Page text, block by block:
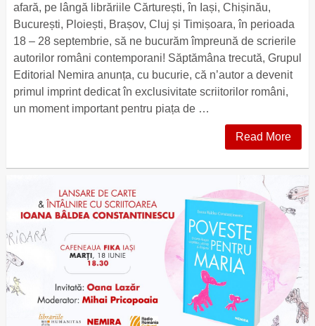
afară, pe lângă librăriile Cărturești, în Iași, Chișinău,
București, Ploiești, Brașov, Cluj și Timișoara, în perioada
18 – 28 septembrie, să ne bucurăm împreună de scrierile
autorilor români contemporani! Săptămâna trecută, Grupul
Editorial Nemira anunța, cu bucurie, că n’autor a devenit
primul imprint dedicat în exclusivitate scriitorilor români,
un moment important pentru piața de …
Read More